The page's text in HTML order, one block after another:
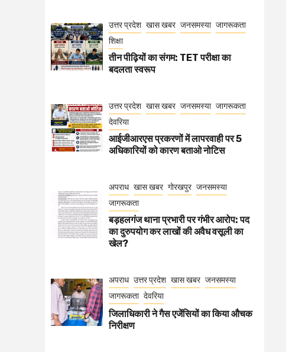
उत्तर प्रदेश खास खबर जनसमस्या जागरूकता
शिक्षा
तीन पीढ़ियों का संगम: TET परीक्षा का
बदलता स्वरूप
उत्तर प्रदेश खास खबर जनसमस्या जागरूकता
देवरिया
आईजीआरएस प्रकरणों में लापरवाही पर 5
अधिकारियों को कारण बताओ नोटिस
अपराध खास खबर गोरखपुर जनसमस्या
जागरूकता
बड़हलगंज थाना प्रभारी पर गंभीर आरोप: पद
का दुरुपयोग कर लाखों की अवैध वसूली का
खेल?
अपराध उत्तर प्रदेश खास खबर जनसमस्या
जागरूकता देवरिया
जिलाधिकारी ने गैस एजेंसियों का किया औचक
निरीक्षण